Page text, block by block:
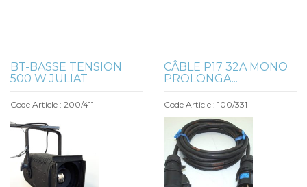
BT-BASSE TENSION
500 W JULIAT
Code Article : 200/411
CÂBLE P17 32A MONO
PROLONGA...
Code Article : 100/331